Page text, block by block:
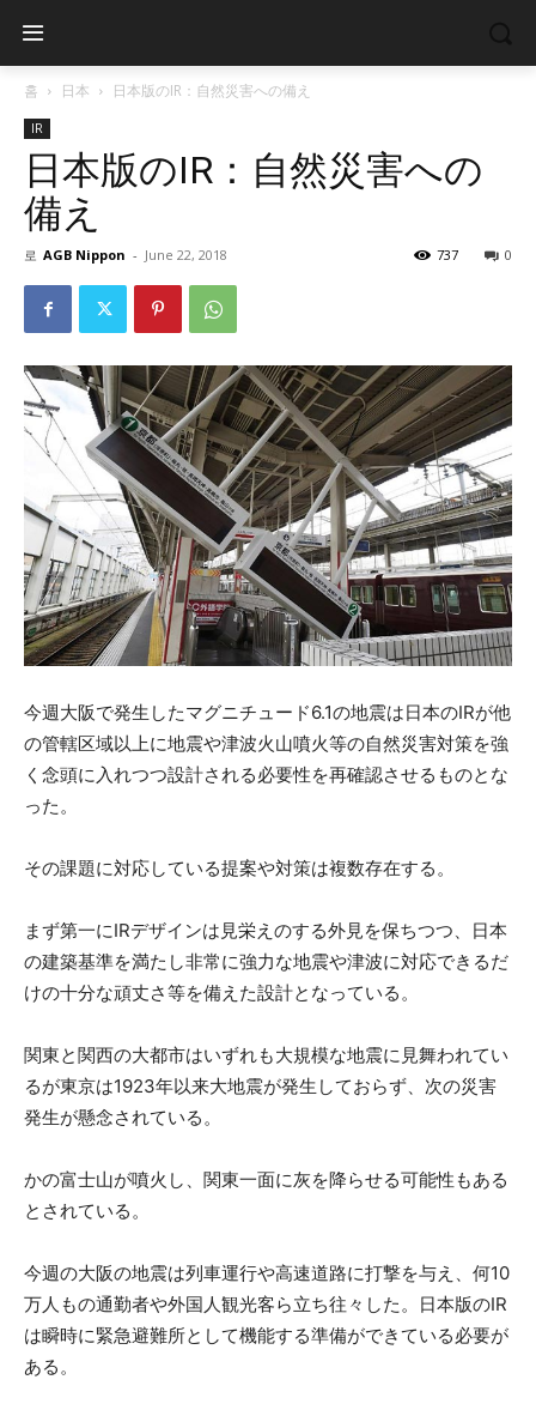
홈 日本 日本版のIR：自然災害への備え
IR
日本版のIR：自然災害への
備え
로 AGB Nippon - June 22, 2018 0
737
今週大阪で発生したマグニチュード6.1の地震は日本のIRが他
の管轄区域以上に地震や津波火山噴火等の自然災害対策を強
く念頭に入れつつ設計される必要性を再確認させるものとな
った。
その課題に対応している提案や対策は複数存在する。
まず第一にIRデザインは見栄えのする外見を保ちつつ、日本
の建築基準を満たし非常に強力な地震や津波に対応できるだ
けの十分な頑丈さ等を備えた設計となっている。
関東と関西の大都市はいずれも大規模な地震に見舞われてい
るが東京は1923年以来大地震が発生しておらず、次の災害
発生が懸念されている。
かの富士山が噴火し、関東一面に灰を降らせる可能性もある
とされている。
今週の大阪の地震は列車運行や高速道路に打撃を与え、何10
万人もの通勤者や外国人観光客ら立ち往々した。日本版のIR
は瞬時に緊急避難所として機能する準備ができている必要が
ある。